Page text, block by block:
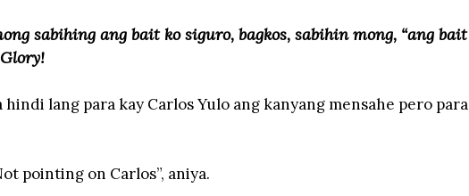
sabihing ang bait ko siguro, bagkos, sabihin mong, “ang bait
lang para kay Carlos Yulo ang kanyang mensahe pero para
pointing on Carlos”, aniya.